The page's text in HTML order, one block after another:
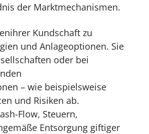
der Marktmechanismen.
Kundschaft zu
und Anlageoptionen. Sie
oder bei
– wie beispielsweise
und Risiken ab.
Flow, Steuern,
Entsorgung giftiger